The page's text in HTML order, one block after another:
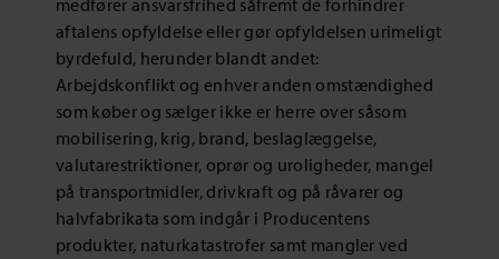
medfører ansvarsfrihed såfremt de forhindrer
aftalens opfyldelse eller gør opfyldelsen urimeligt
byrdefuld, herunder blandt andet:
Arbejdskonflikt og enhver anden omstændighed
som køber og sælger ikke er herre over såsom
mobilisering, krig, brand, beslaglæggelse,
valutarestriktioner, oprør og uroligheder, mangel
på transportmidler, drivkraft og på råvarer og
halvfabrikata som indgår i Producentens
produkter, naturkatastrofer samt mangler ved